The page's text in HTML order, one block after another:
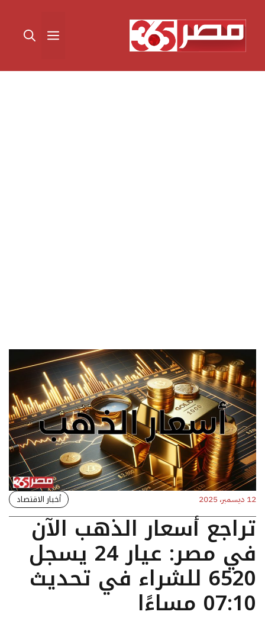
المحتوى القائمة
12 ديسمبر، 2025 أخبار الاقتصاد
تراجع أسعار الذهب الآن
في مصر: عيار 24 يسجل
6520 للشراء في تحديث
07:10 مساءًا